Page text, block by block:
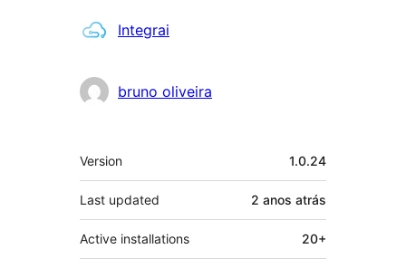
Contribuidores
Integrai
bruno oliveira
Meta
Version 1.0.24
Last updated 2 anos atrás
Active installations 20+